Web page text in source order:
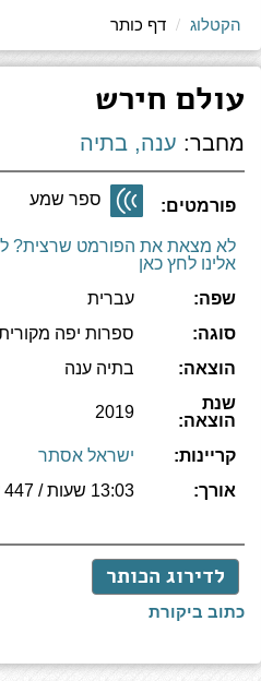
הקטלוג דף כותר
עולם חירש
מחבר: ענה, בתיה
פורמטים: ספר שמע
לא מצאת את הפורמט שרצית?
אלינו לחץ כאן
שפה:
עברית
סוגה:
ספרות יפה
הוצאה:
בתיה ענה
שנת
הוצאה:
2019
קריינות:
ישראל אסתר
אורך:
13:03 שעות / 447 עמודים
לדירוג הכותר
כתוב ביקורת